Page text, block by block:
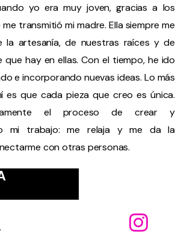
yo era muy joven, gracias a los
transmitió mi madre. Ella siempre me
la artesanía, de nuestras raíces y de
que hay en ellas. Con el tiempo, he ido
e incorporando nuevas ideas. Lo más
es que cada pieza que creo es única.
el proceso de crear y
mi trabajo: me relaja y me da la
con otras personas.